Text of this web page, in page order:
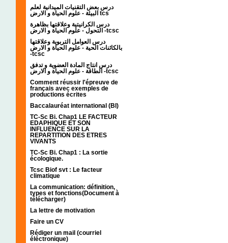
درس بعض التقنيات الميدانية لعلم
البيئة - علوم الحياة و الارض tcs
درس الكرانيتية وعلاقتها بظاهرة
التحول - علوم الحياة و الارض -tcsc
درس العوامل التربوية وعلاقتها
بالكائنات الحية - علوم الحياة و الارض
-tcsc
درس انتاج المادة العضوية و تدفق
الطاقة - علوم الحياة و الارض -tcsc
Comment réussir l'épreuve de
français avec exemples de
productions écrites
Baccalauréat international (BI)
TC-Sc Bi. Chap1 LE FACTEUR
EDAPHIQUE ET SON
INFLUENCE SUR LA
REPARTITION DES ETRES
VIVANTS
TC-Sc Bi. Chap1 : La sortie
écologique.
Tcsc Biof svt : Le facteur
climatique
La communication: définition,
types et fonctions(Document à
télécharger)
La lettre de motivation
Faire un CV
Rédiger un mail (courriel
éléctronique)